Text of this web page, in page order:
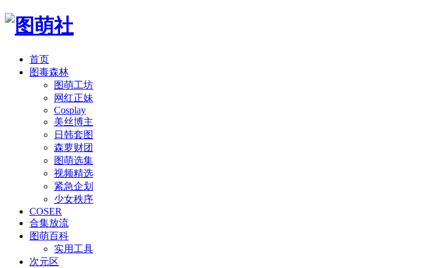
首页
图毒森林
图萌工坊
网红正妹
Cosplay
美丝博主
日韩套图
森萝财团
图萌选集
视频精选
紧急企划
少女秩序
COSER
合集放流
图萌百科
实用工具
次元区